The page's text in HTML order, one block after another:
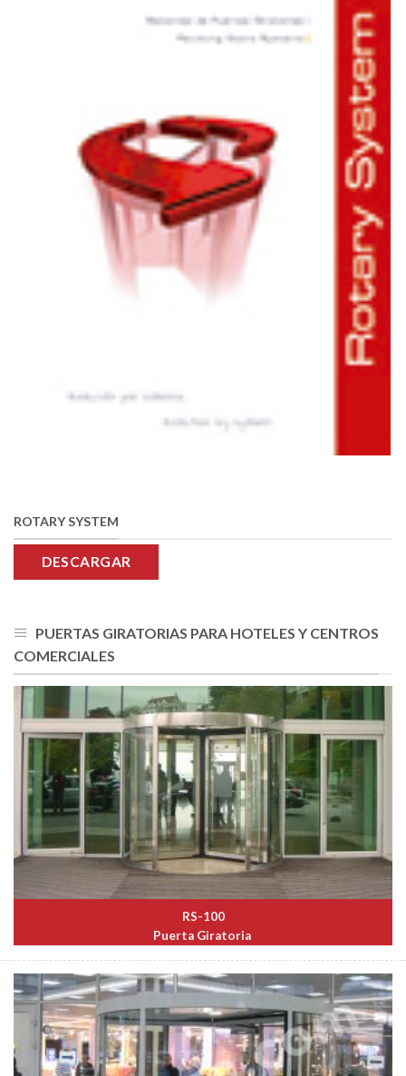
ROTARY SYSTEM
DESCARGAR
PUERTAS GIRATORIAS PARA HOTELES Y CENTROS
COMERCIALES
RS-100
Puerta Giratoria